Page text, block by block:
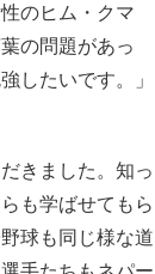
のヒム・クマ
の問題があっ
したいです。」
きました。知っ
も学ばせてもら
球も同じ様な道